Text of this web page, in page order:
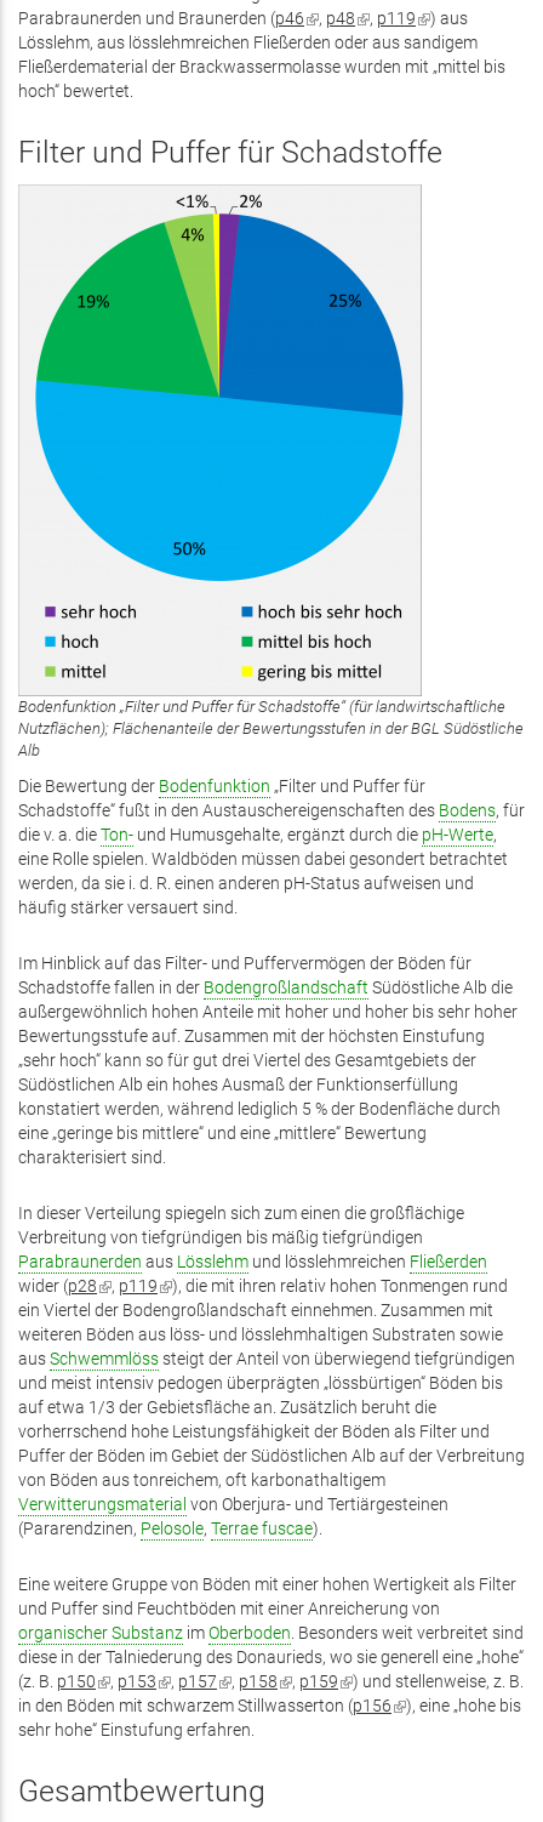
Parabraunerden und Braunerden (p46(Link
ist
extern)
, p48(Link
ist
extern)
, p119(Link
ist
extern)
) aus
Lösslehm, aus lösslehmreichen Fließerden oder aus sandigem
Fließerdematerial der Brackwassermolasse wurden mit „mittel bis
hoch“ bewertet.
Filter und Puffer für Schadstoffe
Bodenfunktion „Filter und Puffer für Schadstoffe“ (für landwirtschaftliche
Nutzflächen); Flächenanteile der Bewertungsstufen in der BGL Südöstliche
Alb
Die Bewertung der Bodenfunktion „Filter und Puffer für
Schadstoffe“ fußt in den Austauschereigenschaften des Bodens, für
die v. a. dieTon- und Humusgehalte, ergänzt durch die pH-Werte,
eine Rolle spielen. Waldböden müssen dabei gesondert betrachtet
werden, da sie i. d. R. einen anderen pH-Status aufweisen und
häufig stärker versauert sind.
Im Hinblick auf das Filter- und Puffervermögen der Böden für
Schadstoffe fallen in der Bodengroßlandschaft Südöstliche Alb die
außergewöhnlich hohen Anteile mit hoher und hoher bis sehr hoher
Bewertungsstufe auf. Zusammen mit der höchsten Einstufung
„sehr hoch“ kann so für gut drei Viertel des Gesamtgebiets der
Südöstlichen Alb ein hohes Ausmaß der Funktionserfüllung
konstatiert werden, während lediglich 5 % der Bodenfläche durch
eine „geringe bis mittlere“ und eine „mittlere“ Bewertung
charakterisiert sind.
In dieser Verteilung spiegeln sich zum einen die großflächige
Verbreitung von tiefgründigen bis mäßig tiefgründigen
Parabraunerden aus Lösslehm und lösslehmreichen Fließerden
wider (p28(Link
ist
extern)
, p119(Link
ist
extern)
), die mit ihren relativ hohen Tonmengen rund
ein Viertel der Bodengroßlandschaft einnehmen. Zusammen mit
weiteren Böden aus löss- und lösslehmhaltigen Substraten sowie
ausSchwemmlösssteigt der Anteil von überwiegend tiefgründigen
und meist intensiv pedogen überprägten „lössbürtigen“ Böden bis
auf etwa 1/3 der Gebietsfläche an. Zusätzlich beruht die
vorherrschend hohe Leistungsfähigkeit der Böden als Filter und
Puffer der Böden im Gebiet der Südöstlichen Alb auf der Verbreitung
von Böden aus tonreichem, oft karbonathaltigem
Verwitterungsmaterial von Oberjura- und Tertiärgesteinen
(Pararendzinen, Pelosole, Terrae fuscae).
Eine weitere Gruppe von Böden mit einer hohen Wertigkeit als Filter
und Puffer sind Feuchtböden mit einer Anreicherung von
organischer Substanz imOberboden. Besonders weit verbreitet sind
diese in der Talniederung des Donaurieds, wo sie generell eine „hohe“
(z. B. p150(Link
ist
extern)
, p153(Link
ist
extern)
, p157(Link
ist
extern)
, p158(Link
ist
, p159(Link
ist
) und stellenweise, z. B.
in den Böden mit schwarzem Stillwasserton (p156(Link
), eine „hohe bis
sehr hohe“ Einstufung erfahren.
Gesamtbewertung